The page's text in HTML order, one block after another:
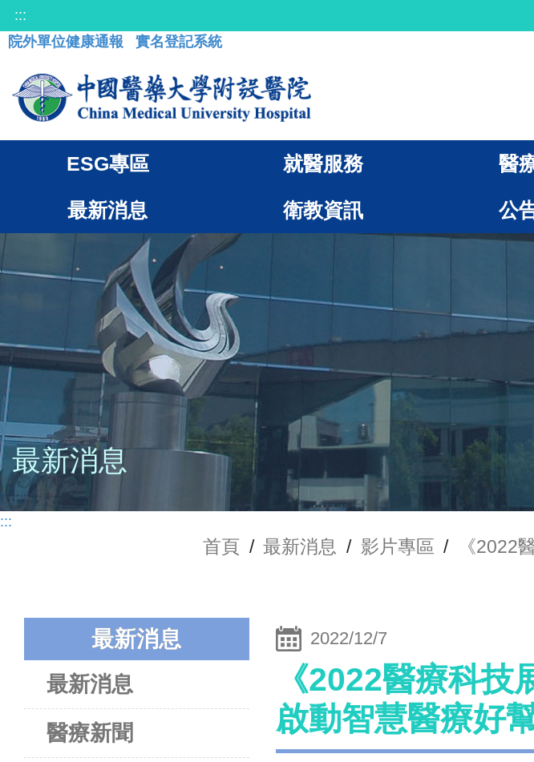
:::
院外單位健康通報
實名登記系統
ESG專區 就醫服務 醫
最新消息 衛教資訊 公
最新消息
:::
首頁 / 最新消息 / 影片專區 / 《2022
最新消息
最新消息
醫療新聞
2022/12/7
《2022醫療科
啟動智慧醫療好